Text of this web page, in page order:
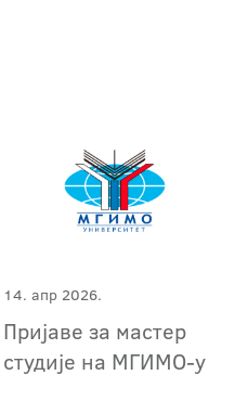
14. апр 2026.
Пријаве за мастер
студије на МГИМО-у